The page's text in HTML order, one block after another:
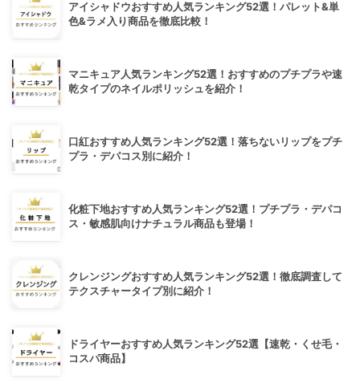
アイシャドウおすすめ人気ランキング52選！パレット&単
色&ラメ入り商品を徹底比較！
マニキュア人気ランキング52選！おすすめのプチプラや速
乾タイプのネイルポリッシュを紹介！
口紅おすすめ人気ランキング52選！落ちないリップをプチ
プラ・デパコス別に紹介！
化粧下地おすすめ人気ランキング52選！プチプラ・デパコ
ス・敏感肌向けナチュラル商品も登場！
クレンジングおすすめ人気ランキング52選！徹底調査して
テクスチャータイプ別に紹介！
ドライヤーおすすめ人気ランキング52選【速乾・くせ毛・
コスパ商品】